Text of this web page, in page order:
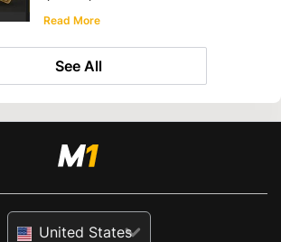
Read More
See All
United States